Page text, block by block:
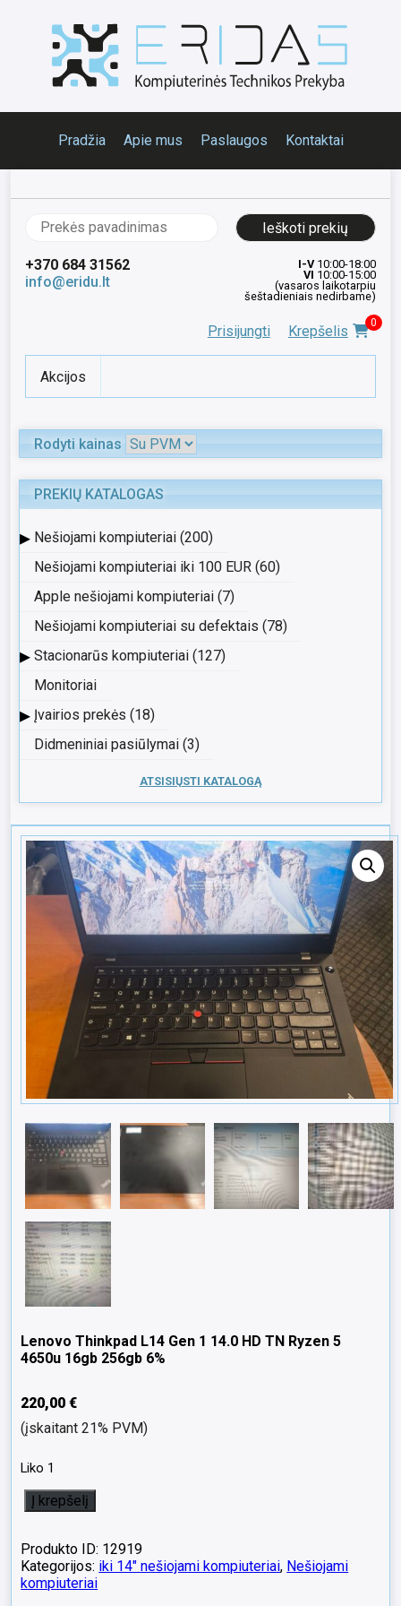
Pradžia Apie mus Paslaugos Kontaktai
Ieškoti:
+370 684 31562
info@eridu.lt
I-V10:00-18:00
VI 10:00-15:00
(vasaros laikotarpiu
šeštadieniais nedirbame)
Prisijungti Krepšelis 0
Akcijos
Rodyti kainas
PREKIŲ KATALOGAS
▸ Nešiojami kompiuteriai (200)
Nešiojami kompiuteriai iki 100 EUR (60)
Apple nešiojami kompiuteriai (7)
Nešiojami kompiuteriai su defektais (78)
▸ Stacionarūs kompiuteriai (127)
Monitoriai
▸ Įvairios prekės (18)
Didmeniniai pasiūlymai (3)
ATSISIŲSTI KATALOGĄ
Lenovo Thinkpad L14 Gen 1 14.0 HD TN Ryzen 5
4650u 16gb 256gb 6%
220,00€
(įskaitant 21% PVM)
Liko 1
produkto
kiekis:
Thinkpad
L14
Gen
Į krepšelį
Produkto ID: 12919
Kategorijos: iki 14" nešiojami kompiuteriai, Nešiojami
kompiuteriai